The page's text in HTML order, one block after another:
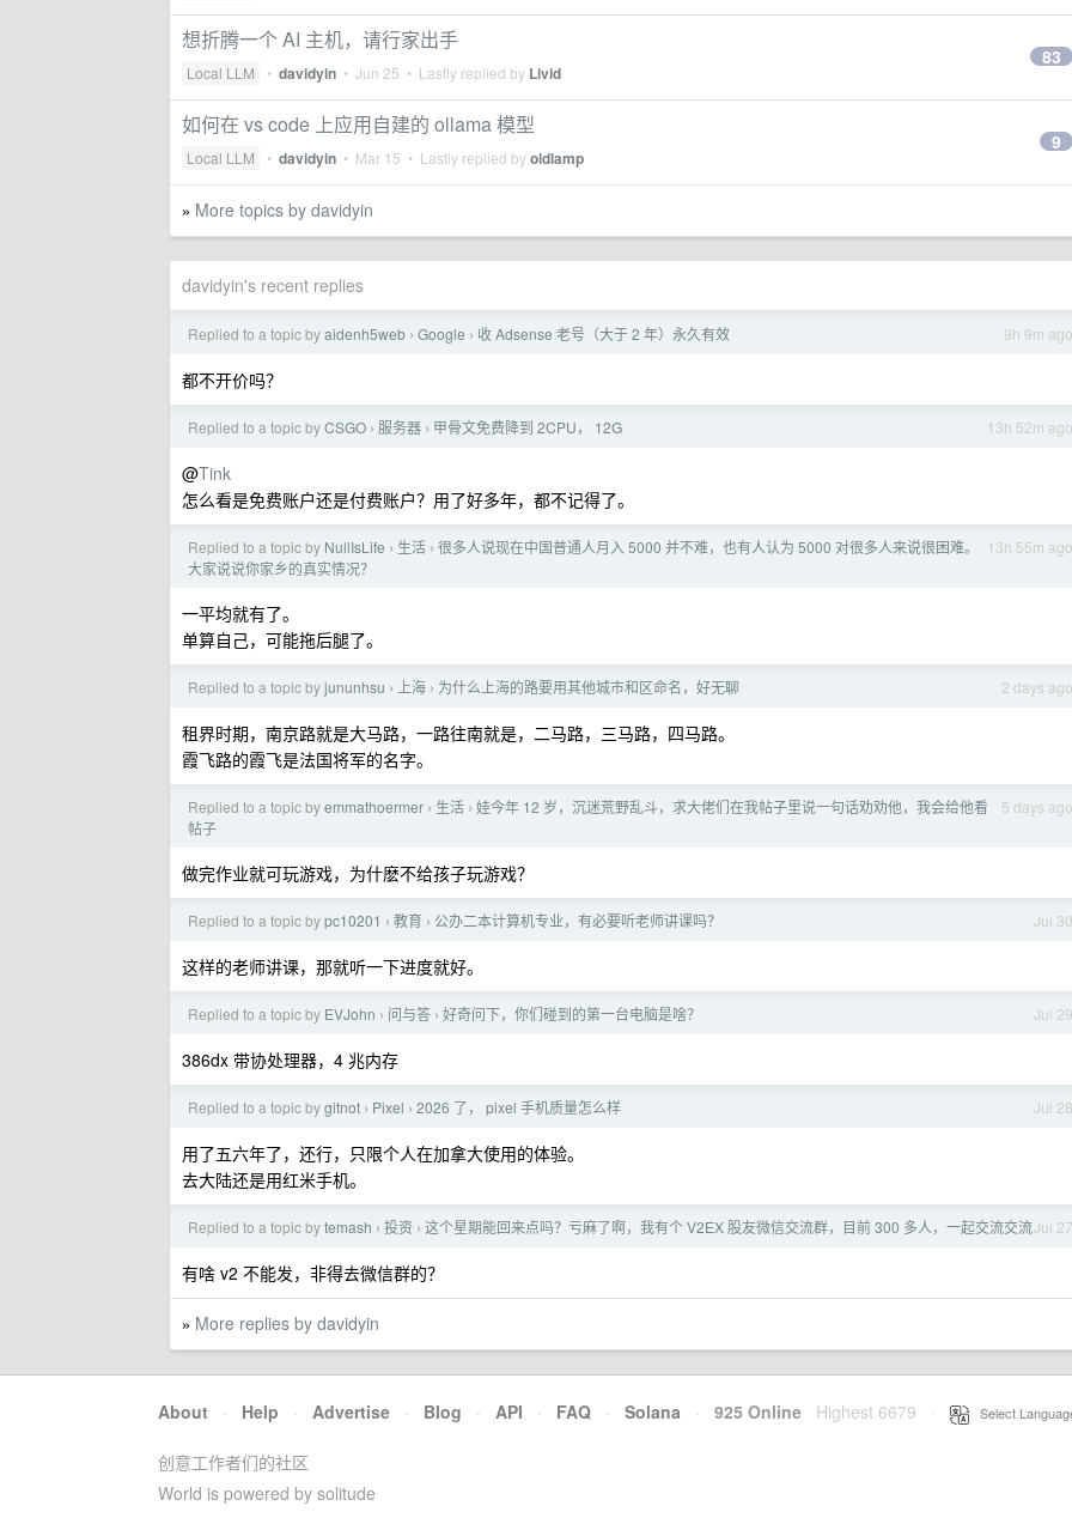
想折腾一个 AI 主机，请行家出手
Local LLM • davidyin • Jun 25 • Lastly replied by Livid
83
如何在 vs code 上应用自建的 ollama 模型
Local LLM • davidyin • Mar 15 • Lastly replied byoldlamp
9
» More topics by davidyin
davidyin's recent replies
9h 9m ago
Replied to a topic byaidenh5web › Google › 收 Adsense 老号（大于 2 年）永久有效
都不开价吗？
13h 52m ago
Replied to a topic byCSGO › 服务器 › 甲骨文免费降到 2CPU， 12G
@Tink
怎么看是免费账户还是付费账户？用了好多年，都不记得了。
13h 55m ago
Replied to a topic by NullIsLife › 生活 › 很多人说现在中国普通人月入 5000 并不难，也有人认为 5000 对很多人来说很困难。
大家说说你家乡的真实情况？
一平均就有了。
单算自己，可能拖后腿了。
2 days ago
Replied to a topic byjununhsu › 上海 › 为什么上海的路要用其他城市和区命名，好无聊
租界时期，南京路就是大马路，一路往南就是，二马路，三马路，四马路。
霞飞路的霞飞是法国将军的名字。
5 days ago
Replied to a topic byemmathoermer › 生活 › 娃今年 12 岁，沉迷荒野乱斗，求大佬们在我帖子里说一句话劝劝他，我会给他看
帖子
做完作业就可玩游戏，为什麽不给孩子玩游戏？
Jul 30
Replied to a topic bypc10201 › 教育 › 公办二本计算机专业，有必要听老师讲课吗？
这样的老师讲课，那就听一下进度就好。
Jul 29
Replied to a topic by EVJohn › 问与答 › 好奇问下，你们碰到的第一台电脑是啥？
386dx 带协处理器，4 兆内存
Jul 28
Replied to a topic bygitnot › Pixel › 2026 了， pixel 手机质量怎么样
用了五六年了，还行，只限个人在加拿大使用的体验。
去大陆还是用红米手机。
Jul 27
Replied to a topic bytemash › 投资 › 这个星期能回来点吗？亏麻了啊，我有个 V2EX 股友微信交流群，目前 300 多人，一起交流交流
有啥 v2 不能发，非得去微信群的？
» More replies by davidyin
About · Help · Advertise · Blog · API · FAQ · Solana · 925 Online Highest 6679 Select
创意工作者们的社区
World is powered by solitude